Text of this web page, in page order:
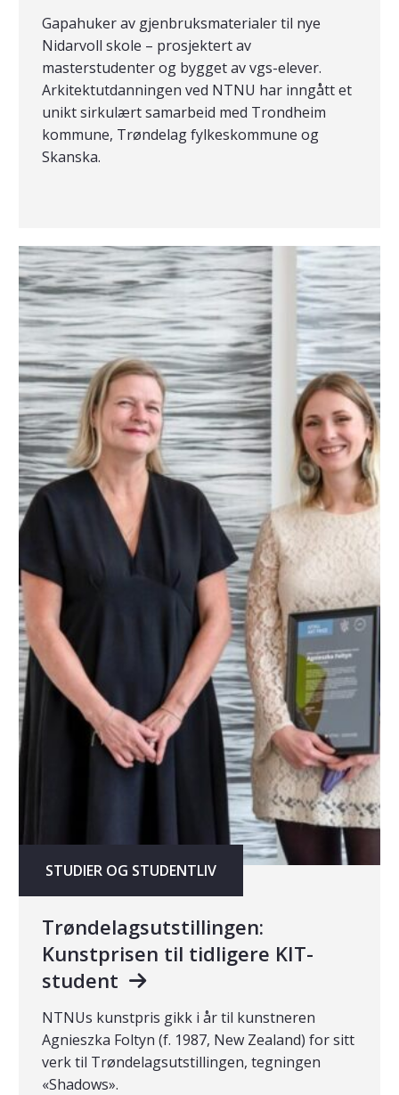
Gapahuker av gjenbruksmaterialer til nye
Nidarvoll skole – prosjektert av
masterstudenter og bygget av vgs-elever.
Arkitektutdanningen ved NTNU har inngått et
unikt sirkulært samarbeid med Trondheim
kommune, Trøndelag fylkeskommune og
Skanska.
STUDIER OG STUDENTLIV
Trøndelagsutstillingen:
Kunstprisen til tidligere KIT-
student
NTNUs kunstpris gikk i år til kunstneren
Agnieszka Foltyn (f. 1987, New Zealand) for sitt
verk til Trøndelagsutstillingen, tegningen
«Shadows».